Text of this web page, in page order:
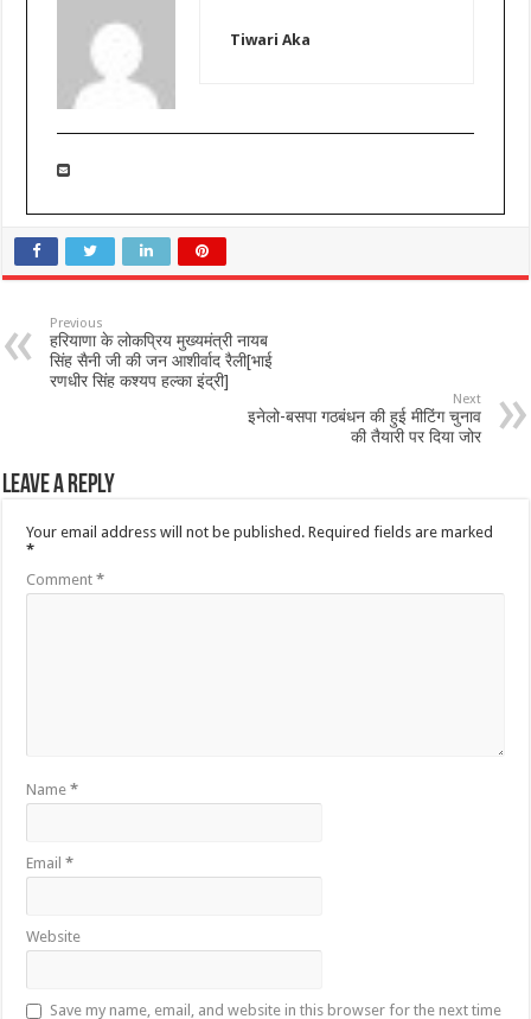
Tiwari Aka
Previous
हरियाणा के लोकप्रिय मुख्यमंत्री नायब
सिंह सैनी जी की जन आशीर्वाद रैली[भाई
रणधीर सिंह कश्यप हल्का इंद्री]
Next
इनेलो-बसपा गठबंधन की हुई मीटिंग चुनाव
की तैयारी पर दिया जोर
Leave a Reply
Your email address will not be published. Required fields are marked
*
Comment*
Name*
Email*
Website
Save my name, email, and website in this browser for the next time